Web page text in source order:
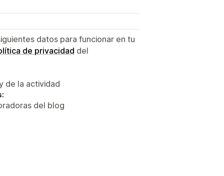
datos para funcionar en tu
de privacidad del
de la actividad
del blog